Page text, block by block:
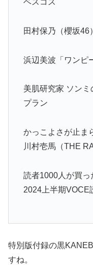
ベスコス
田村保乃（櫻坂46
浜辺美波「ワンピ
美肌研究家 ソンミ
プラン
かっこよさが止ま
川村壱馬（THE
読者1000人が買っ
2024上半期VOCE
特別版付録の黒
すね。